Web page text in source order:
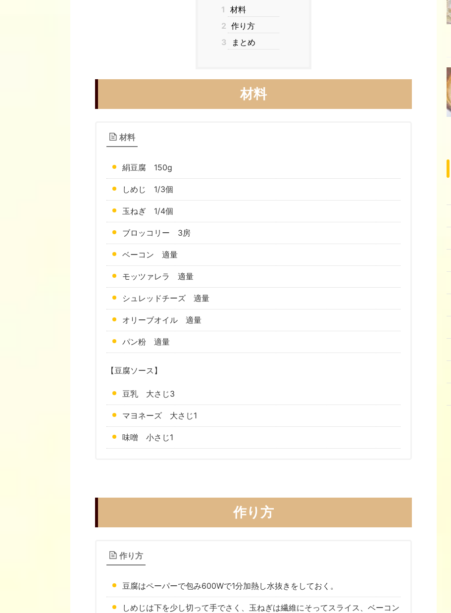
1 材料
2 作り方
3
まとめ
材料
材料
絹豆腐 150g
しめじ 1/3個
玉ねぎ 1/4個
ブロッコリー 3房
ベーコン 適量
モッツァレラ 適量
シュレッドチーズ 適量
オリーブオイル 適量
パン粉 適量
【豆腐ソース】
豆乳 大さじ3
マヨネーズ 大さじ1
味噌 小さじ1
作り方
作り方
豆腐はペーパーで包み600Wで1分加熱し水抜きをしておく。
しめじは下を少し切って手でさく、玉ねぎは繊維にそってスライス、ベーコン